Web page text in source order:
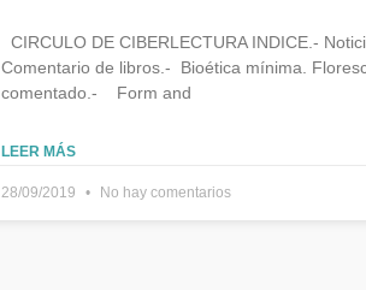
CIRCULO DE CIBERLECTURA INDICE.-
Comentario de libros.- Bioética mínima.
comentado.- Form and
LEER MÁS
28/09/2019 No hay comentarios